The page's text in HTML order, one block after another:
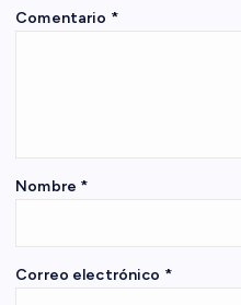
e
n
Comentario *
Nombre *
Correo electrónico *